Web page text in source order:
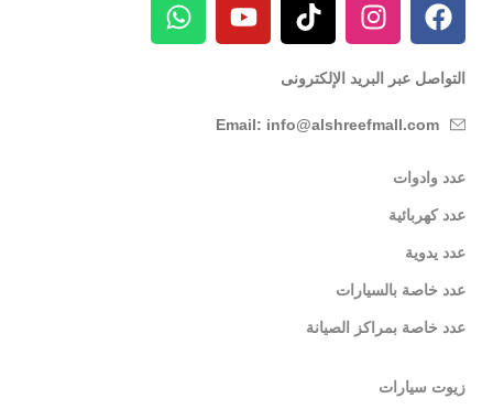
التواصل عبر البريد الإلكترونى
Email: info@alshreefmall.com
عدد وادوات
عدد كهربائية
عدد يدوية
عدد خاصة بالسيارات
عدد خاصة بمراكز الصيانة
زيوت سيارات